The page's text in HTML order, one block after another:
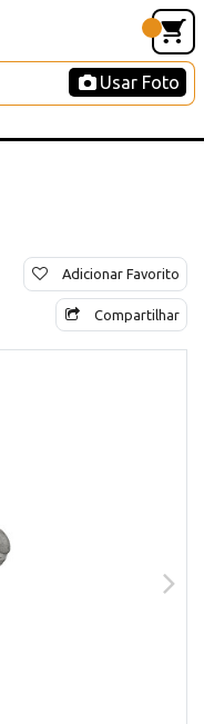
Usar Foto
Adicionar Favorito
Compartilhar